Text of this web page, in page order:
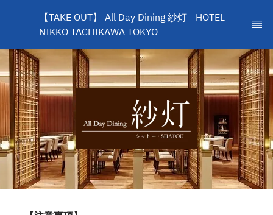
【TAKE OUT】 All Day Dining 紗灯 - HOTEL
NIKKO TACHIKAWA TOKYO